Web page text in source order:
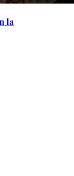
la